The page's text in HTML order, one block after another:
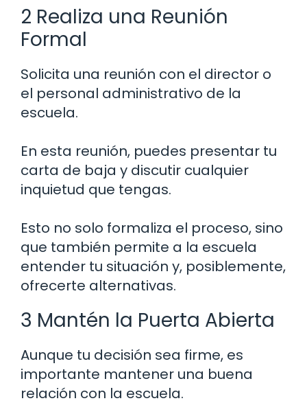
2 Realiza una Reunión
Formal
Solicita una reunión con el director o
el personal administrativo de la
escuela.
En esta reunión, puedes presentar tu
carta de baja y discutir cualquier
inquietud que tengas.
Esto no solo formaliza el proceso, sino
que también permite a la escuela
entender tu situación y, posiblemente,
ofrecerte alternativas.
3 Mantén la Puerta Abierta
Aunque tu decisión sea firme, es
importante mantener una buena
relación con la escuela.